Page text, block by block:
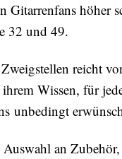
Gitarrenfans höher
32 und 49.
reicht
Wissen, für
unbedingt
an